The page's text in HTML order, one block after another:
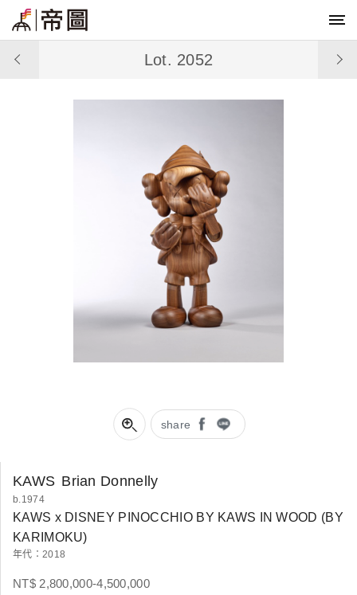
share
Lot. 2052
KAWS Brian Donnelly
b.1974
KAWS x DISNEY PINOCCHIO BY KAWS IN WOOD (BY
KARIMOKU)
年代：2018
NT$ 2,800,000-4,500,000